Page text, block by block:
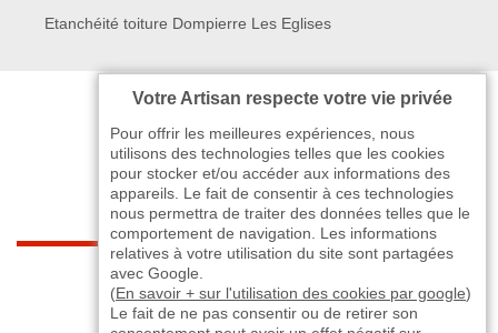
Etanchéité toiture Dompierre Les Eglises
indisponible indisponible>
Votre Artisan respecte votre vie privée
Pour offrir les meilleures expériences, nous
utilisons des technologies telles que les cookies
pour stocker et/ou accéder aux informations des
appareils. Le fait de consentir à ces technologies
nous permettra de traiter des données telles que le
comportement de navigation. Les informations
relatives à votre utilisation du site sont partagées
avec Google.
(En savoir + sur l'utilisation des cookies par google)
Le fait de ne pas consentir ou de retirer son